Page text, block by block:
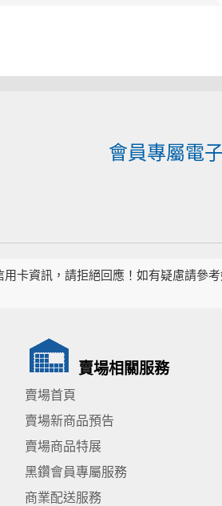
會員專屬電
卡資訊，請拒絕回應！如有疑慮請參
賣場相關服務
賣場首頁
賣場新商品預告
賣場商品特展
黑鑽會員專屬服務
商業配送服務